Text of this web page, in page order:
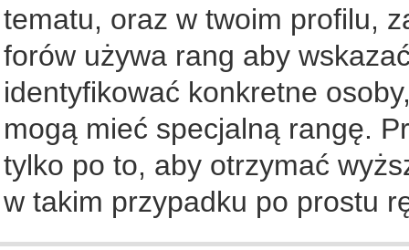
tematu, oraz w twoim profilu,
forów używa rang aby
identyfikować konkretne
mogą mieć specjalną rangę.
tylko po to, aby otrzymać
w takim przypadku po prostu